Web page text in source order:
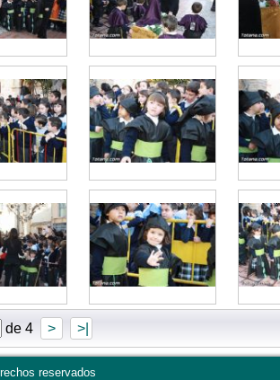
de 4 > >|
reservados